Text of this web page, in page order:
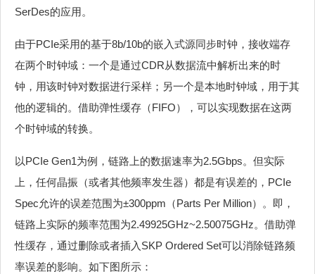
SerDes的应用。
由于PCIe采用的基于8b/10b的嵌入式源同步时钟，接收端存
在两个时钟域：一个是通过CDR从数据流中解析出来的时
钟，用该时钟对数据进行采样；另一个是本地时钟域，用于其
他的逻辑的。借助弹性缓存（FIFO），可以实现数据在这两
个时钟域的转换。
以PCIe Gen1为例，链路上的数据速率为2.5Gbps。但实际
上，任何晶振（或者其他频率发生器）都是有误差的，PCIe
Spec允许的误差范围为±300ppm（Parts Per Million）。即，
链路上实际的频率范围为2.49925GHz~2.50075GHz。借助弹
性缓存，通过删除或者插入SKP Ordered Set可以消除链路频
率误差的影响。如下图所示：